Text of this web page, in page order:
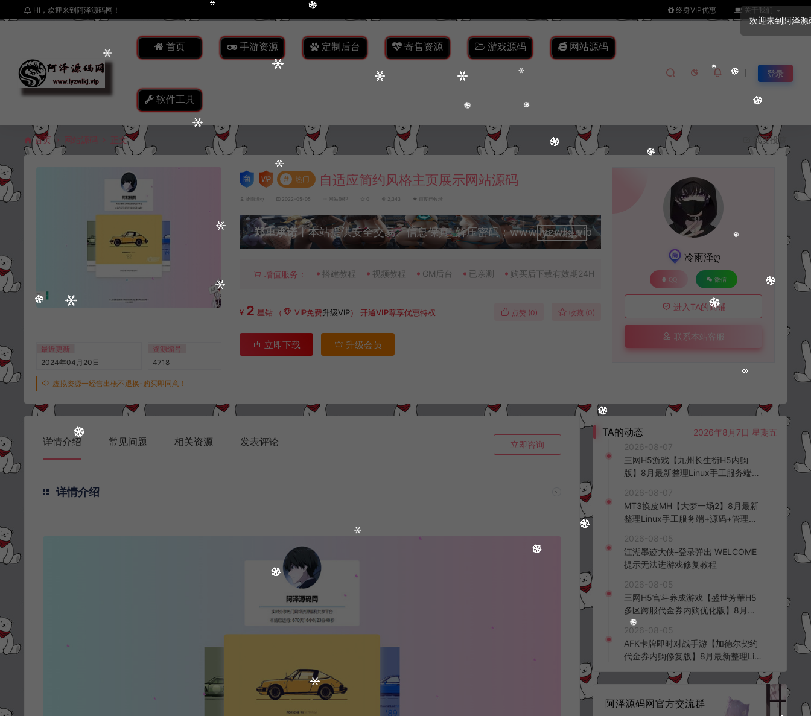
HI，欢迎来到阿泽源码网！ 终身VIP优惠 关于我们
首页 手游资源 定制后台 寄售资源 游戏源码 网站源码
软件工具
登录
首页 网站源码 正文 我要投稿
最近更新
2024年04月20日
资源编号
4718
虚拟资源一经售出概不退换-购买即同意！
# 热门 自适应简约风格主页展示网站源码
冷雨泽ღ 2022-05-05 网站源码 0 2,343 百度已收录
郑重承诺丨本站提供安全交易、信息保真! 解压密码：www.lyzwlkj.vip
升级会员
增值服务： 搭建教程 视频教程 GM后台 已亲测 购买后下载有效期24H
¥ 2 星钻 （ VIP免费升级VIP）开通VIP尊享优惠特权 点赞 (0) 收藏 (0)
立即下载 升级会员
冷雨泽ღ
QQ 微信
进入TA的商铺
联系本站客服
详情介绍 常见问题 相关资源 发表评论 立即咨询
详情介绍
TA的动态
2026年8月7日 星期五
2026-08-07
三网H5游戏【九州长生衍H5内购
版】8月最新整理Linux手工服务端
客户端+详细搭建教程+视频教程
2026-08-07
MT3换皮MH【大梦一场2】8月最新
整理Linux手工服务端+源码+管理后
频教程
2026-08-05
江湖墨迹大侠-登录弹出 WELCOME
提示无法进游戏修复教程
2026-08-05
三网H5宫斗养成游戏【盛世芳華H5
多区跨服代金券内购优化版】8月最
新整理Linux手工服务端+CDK授权后
台+全资源安卓+详细搭建教程+视频
教程
2026-08-05
AFK卡牌即时对战手游【加德尔契约
代金券内购修复版】8月最新整理Lin
K授权后台+安卓苹果双端+详细搭建
阿泽源码网官方交流群